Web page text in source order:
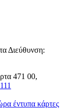
Διεύθυνση:
471 00,